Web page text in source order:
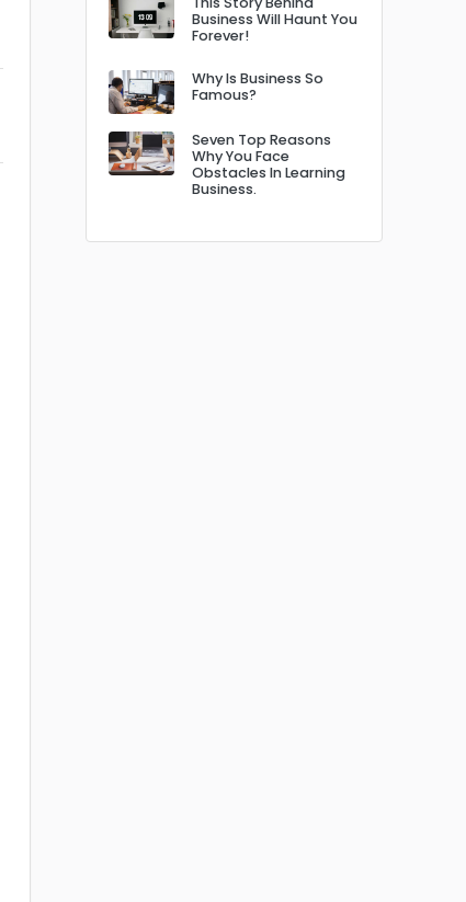
Business Will Haunt You
Forever!
Why Is Business So
Famous?
Seven Top Reasons
Why You Face
Obstacles In Learning
Business.